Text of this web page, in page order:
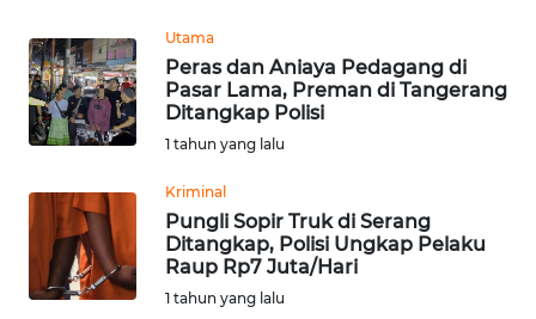
Utama
Peras dan Aniaya Pedagang di
Pasar Lama, Preman di Tangerang
Ditangkap Polisi
1 tahun yang lalu
Kriminal
Pungli Sopir Truk di Serang
Ditangkap, Polisi Ungkap Pelaku
Raup Rp7 Juta/Hari
1 tahun yang lalu
TAPANULI
UTARA
WN
WN
PADANG
LAWAS